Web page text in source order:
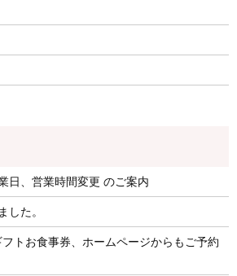
日、営業時間変更 のご案内
した。
トお食事券、ホームページからもご予約